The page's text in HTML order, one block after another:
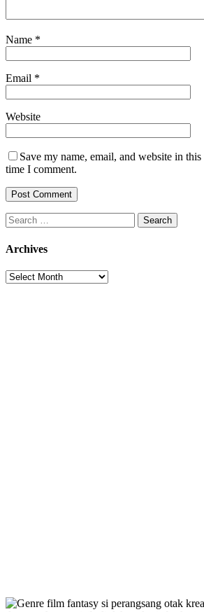
Name *
Email *
Website
Save my name, email, and website in
time I comment.
Search
for:
Archives
Archives